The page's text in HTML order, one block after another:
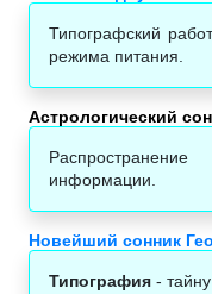
Типографский
режима питания.
Астрологический
информации.
Новейший сонник
Типография -